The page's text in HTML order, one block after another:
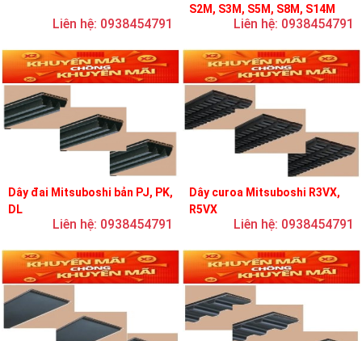
Liên hệ: 0938454791
S2M, S3M, S5M, S8M, S14M
Liên hệ: 0938454791
Dây đai Mitsuboshi bản PJ, PK,
DL
Liên hệ: 0938454791
Dây curoa Mitsuboshi R3VX,
R5VX
Liên hệ: 0938454791